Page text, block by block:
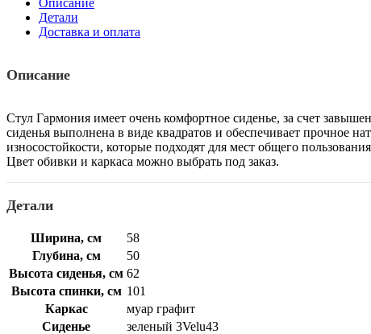
Описание
Детали
Доставка и оплата
Описание
Стул Гармония имеет очень комфортное сиденье, за счет
сиденья выполнена в виде квадратов и обеспечивает прочное
износостойкости, которые подходят для мест общего
Цвет обивки и каркаса можно выбрать под заказ.
Детали
Ширина, см
58
Глубина, см
50
Высота сиденья, см 62
Высота спинки, см 101
Каркас
муар графит
Сиденье
зеленый 3Velu43